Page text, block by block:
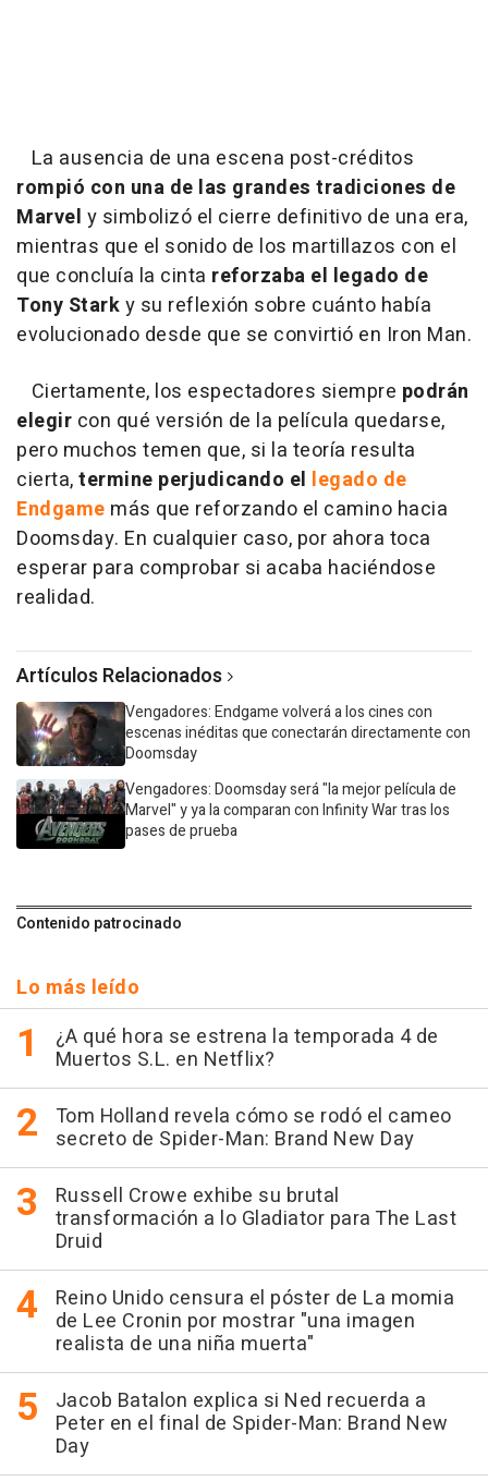
La ausencia de una escena post-créditos
rompió con una de las grandes tradiciones de
Marvel y simbolizó el cierre definitivo de una era,
mientras que el sonido de los martillazos con el
que concluía la cinta reforzaba el legado de
Tony Starky su reflexión sobre cuánto había
evolucionado desde que se convirtió en Iron Man.
Ciertamente, los espectadores siempre podrán
elegir con qué versión de la película quedarse,
pero muchos temen que, si la teoría resulta
cierta,termine perjudicando el legado de
Endgame más que reforzando el camino hacia
Doomsday. En cualquier caso, por ahora toca
esperar para comprobar si acaba haciéndose
realidad.
Artículos Relacionados
Vengadores: Endgame volverá a los cines con
escenas inéditas que conectarán directamente con
Doomsday
Vengadores: Doomsday será "la mejor película de
Marvel" y ya la comparan con Infinity War tras los
pases de prueba
Contenido patrocinado
Lo más leído
¿A qué hora se estrena la temporada 4 de
Muertos S.L. en Netflix?
Tom Holland revela cómo se rodó el cameo
secreto de Spider-Man: Brand New Day
Russell Crowe exhibe su brutal
transformación a lo Gladiator para The Last
Druid
Reino Unido censura el póster de La momia
de Lee Cronin por mostrar "una imagen
realista de una niña muerta"
Jacob Batalon explica si Ned recuerda a
Peter en el final de Spider-Man: Brand New
Day